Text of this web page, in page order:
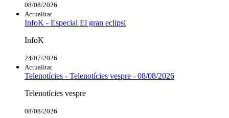
08/08/2026
Actualitat
InfoK - Especial El gran eclipsi
InfoK
24/07/2026
Actualitat
Telenotícies - Telenotícies vespre - 08/08/2026
Telenotícies vespre
08/08/2026